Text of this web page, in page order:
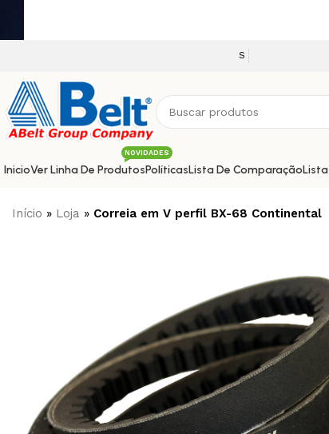
Seja bem vindo a nossa
InicioVer Linha De Produtos
NOVIDADES
PolíticasLista De Comparação
Início » Loja » Correia em V perfil BX-68 Continental